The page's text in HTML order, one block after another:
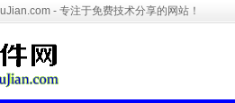
- 专注于免费技术分享的网站！